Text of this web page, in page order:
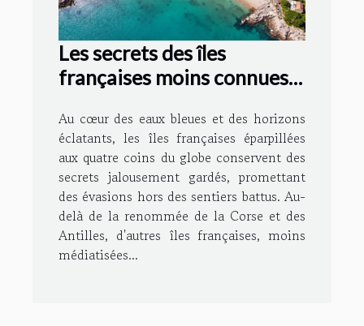
Les secrets des îles
françaises moins connues
Au cœur des eaux bleues et des horizons
éclatants, les îles françaises éparpillées
aux quatre coins du globe conservent des
secrets jalousement gardés, promettant
des évasions hors des sentiers battus. Au-
delà de la renommée de la Corse et des
Antilles, d'autres îles françaises, moins
médiatisées...